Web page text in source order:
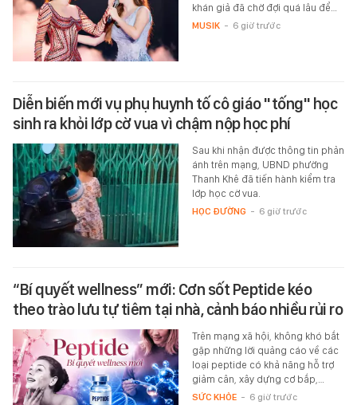
khán giả đã chờ đợi quá lâu để…
MUSIK - 6 giờ trước
Diễn biến mới vụ phụ huynh tố cô giáo "tống" học
sinh ra khỏi lớp cờ vua vì chậm nộp học phí
Sau khi nhận được thông tin phản
ánh trên mạng, UBND phường
Thanh Khê đã tiến hành kiểm tra
lớp học cờ vua.
HỌC ĐƯỜNG - 6 giờ trước
“Bí quyết wellness” mới: Cơn sốt Peptide kéo
theo trào lưu tự tiêm tại nhà, cảnh báo nhiều rủi ro
Trên mạng xã hội, không khó bắt
gặp những lời quảng cáo về các
loại peptide có khả năng hỗ trợ
giảm cân, xây dựng cơ bắp,…
SỨC KHỎE - 6 giờ trước